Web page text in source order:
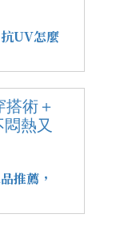
UV怎麼
推薦，